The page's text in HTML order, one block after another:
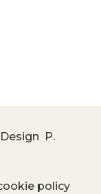
P.
policy